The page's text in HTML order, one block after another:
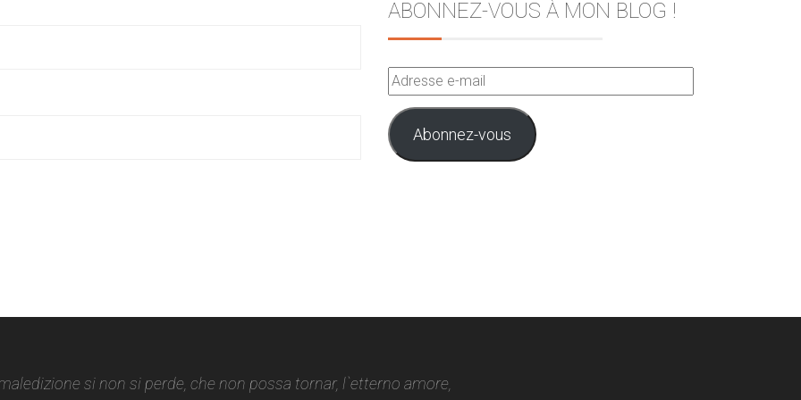
ABONNEZ-VOUS À MON BLOG !
Adresse
e-
mail
Abonnez-vous
si non si perde, che non possa tornar, l`etterno amore,